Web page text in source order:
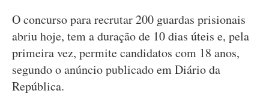
O concurso para recrutar 200 guardas prisionais
abriu hoje, tem a duração de 10 dias úteis e, pela
primeira vez, permite candidatos com 18 anos,
segundo o anúncio publicado em Diário da
República.